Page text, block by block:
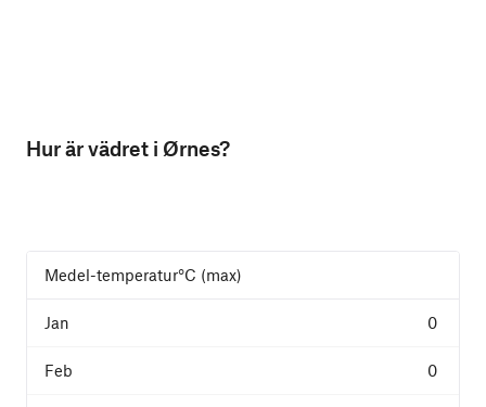
Hur är vädret i Ørnes?
Medel-temperatur°C (max)
0
0